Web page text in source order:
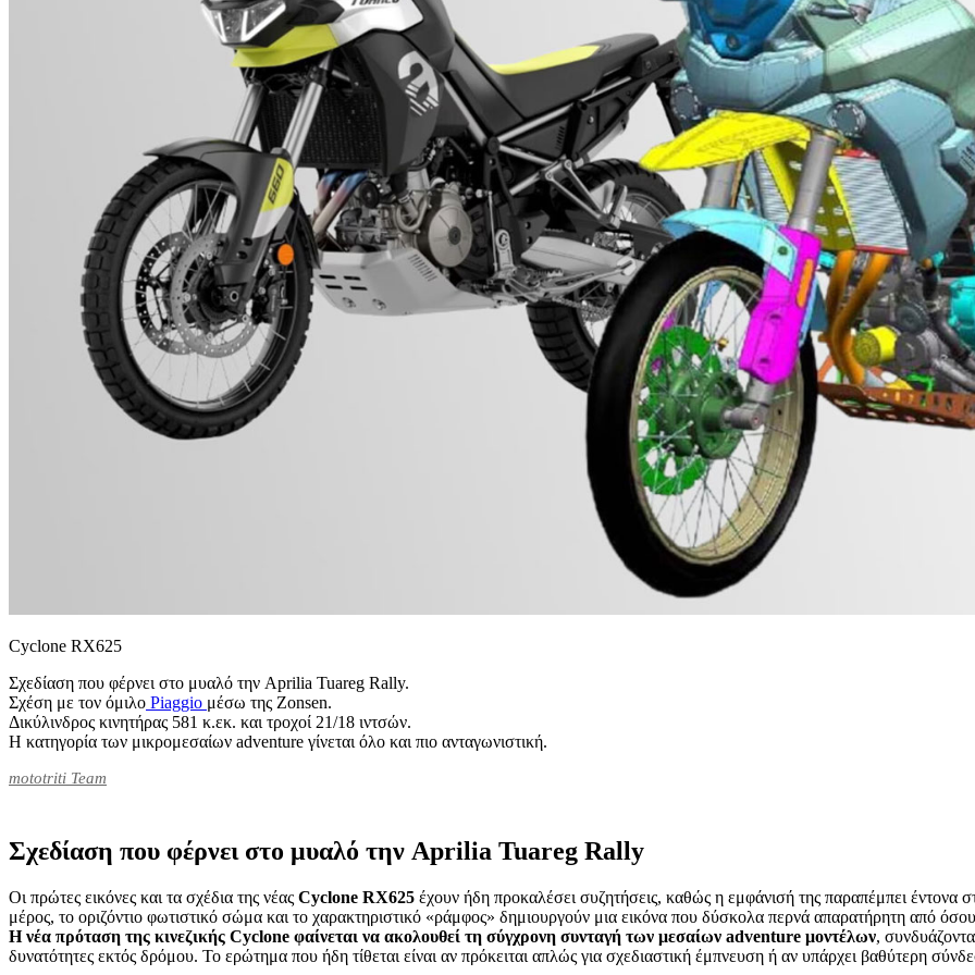
Cyclone RX625
Σχεδίαση που φέρνει στο μυαλό την Aprilia Tuareg Rally.
Σχέση με τον όμιλο Piaggio μέσω της Zonsen.
Δικύλινδρος κινητήρας 581 κ.εκ. και τροχοί 21/18 ιντσών.
Η κατηγορία των μικρομεσαίων adventure γίνεται όλο και πιο ανταγωνιστική.
mototriti Team
Σχεδίαση που φέρνει στο μυαλό την Aprilia Tuareg Rally
Οι πρώτες εικόνες και τα σχέδια της νέας Cyclone RX625 έχουν ήδη προκαλέσει συζητήσεις, καθώς η εμφάνισή της παραπέμπει έντονα
μέρος, το οριζόντιο φωτιστικό σώμα και το χαρακτηριστικό «ράμφος» δημιουργούν μια εικόνα που δύσκολα περνά απαρατήρητη από
Η νέα πρόταση της κινεζικής Cyclone φαίνεται να ακολουθεί τη σύγχρονη συνταγή των μεσαίων adventure μοντέλων,
δυνατότητες εκτός δρόμου. Το ερώτημα που ήδη τίθεται είναι αν πρόκειται απλώς για σχεδιαστική έμπνευση ή αν υπάρχει βαθύτερη